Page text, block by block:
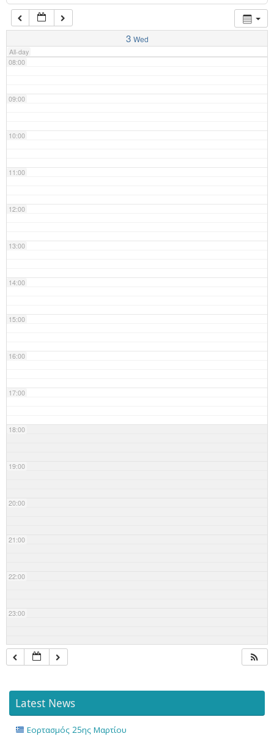
3 Wed
All-day
07:00
08:00
09:00
10:00
11:00
12:00
13:00
14:00
15:00
16:00
17:00
18:00
19:00
20:00
21:00
22:00
23:00
Latest News
Εορτασμός 25ης Μαρτίου